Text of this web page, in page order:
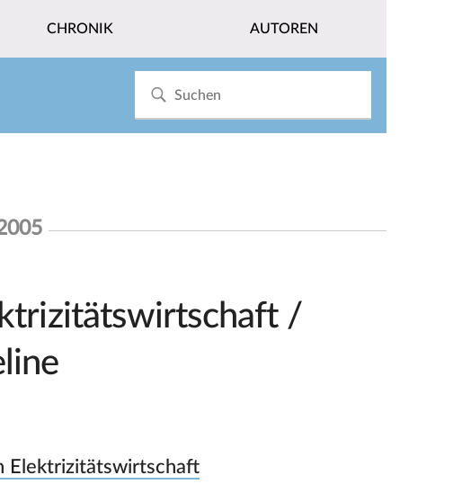
CHRONIK AUTOREN
/
Elektrizitätswirtschaft